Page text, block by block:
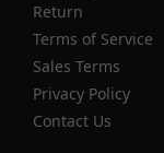
Return
Terms of Service
Sales Terms
Privacy Policy
Contact Us